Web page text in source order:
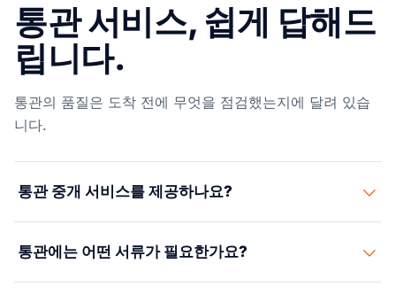
통관 서비스, 쉽게 답해드
립니다.
통관의 품질은 도착 전에 무엇을 점검했는지에 달려 있습
니다.
통관 중개 서비스를 제공하나요?
고, 그 업무를 화물 파일과 연결된 상태로 유지합니다.
통관에는 어떤 서류가 필요한가요?